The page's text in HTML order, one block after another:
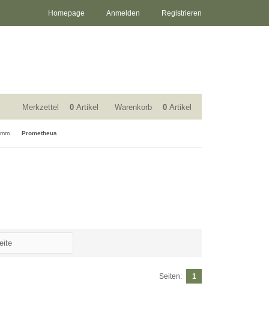
Registrieren
Anmelden
Homepage
Warenkorb 0 Artikel
Merkzettel 0 Artikel
Prometheus
Seiten: 1